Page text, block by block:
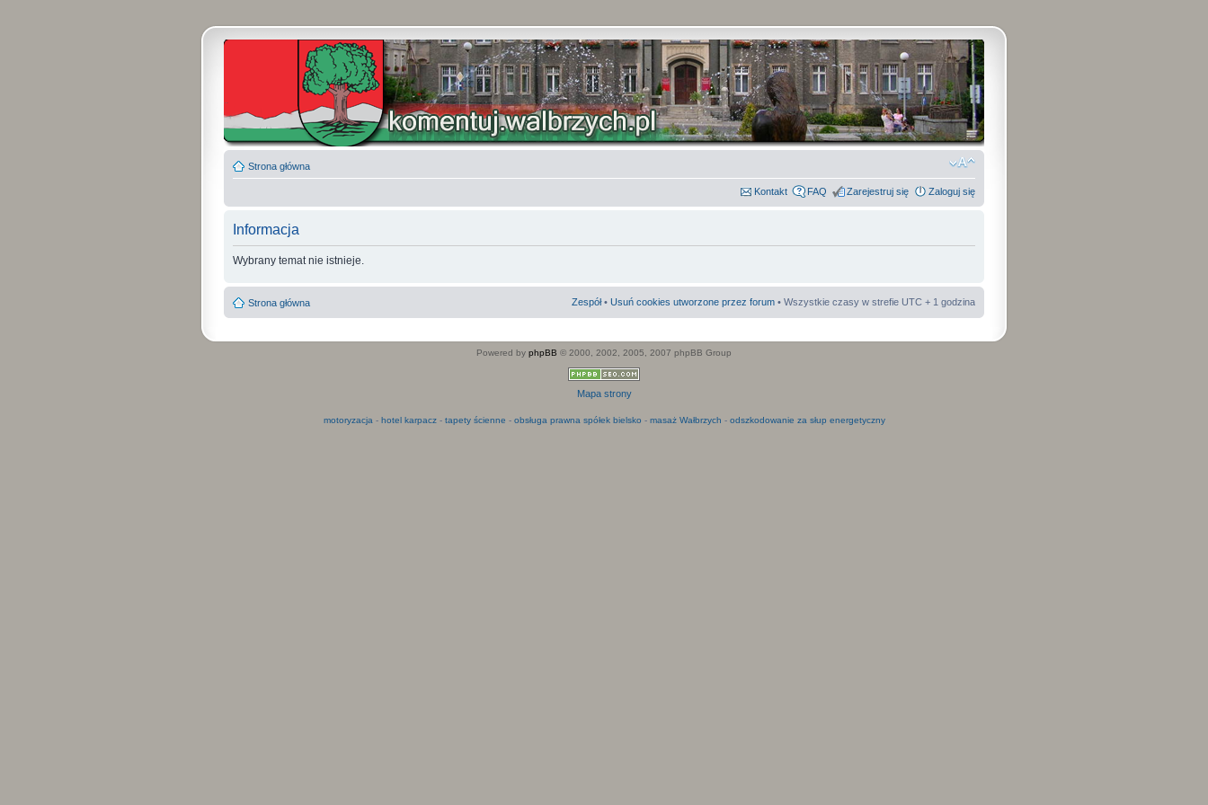
Strona główna
Kontakt FAQ Zarejestruj się Zaloguj się
Informacja
Wybrany temat nie istnieje.
Strona główna Zespół• Usuń cookies utworzone przez forum • Wszystkie czasy w strefie UTC + 1 godzina
Powered by phpBB © 2000, 2002, 2005, 2007 phpBB Group
Mapa strony
motoryzacja - hotel karpacz- tapety ścienne - obsługa prawna spółek bielsko - masaż Wałbrzych - odszkodowanie za słup energetyczny